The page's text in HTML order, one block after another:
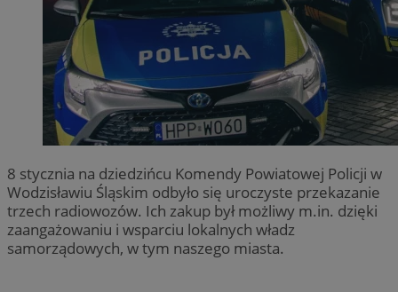
8 stycznia na dziedzińcu Komendy Powiatowej Policji w
Wodzisławiu Śląskim odbyło się uroczyste przekazanie
trzech radiowozów. Ich zakup był możliwy m.in. dzięki
zaangażowaniu i wsparciu lokalnych władz
samorządowych, w tym naszego miasta.